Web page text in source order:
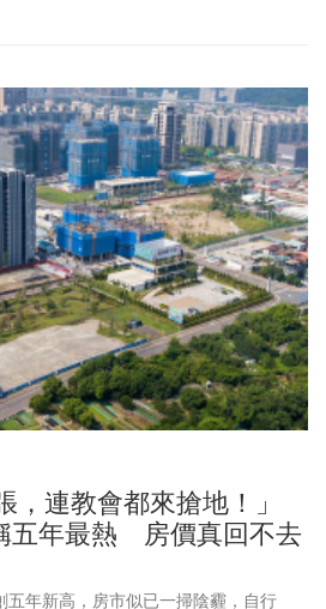
，連教會都來搶地！」
五年最熱 房價真回不去
五年新高，房市似已一掃陰霾，自行